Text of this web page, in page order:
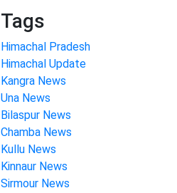
Tags
Himachal Pradesh
Himachal Update
Kangra News
Una News
Bilaspur News
Chamba News
Kullu News
Kinnaur News
Sirmour News